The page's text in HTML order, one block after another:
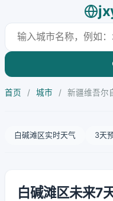
首页 / 城市 / 新疆维吾尔
白碱滩区实时天气 3天
白碱滩区未来7